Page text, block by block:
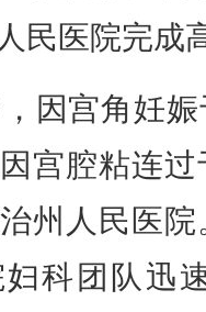
民医院完成
因宫角妊
宫腔粘连
州人民医
科团队迅